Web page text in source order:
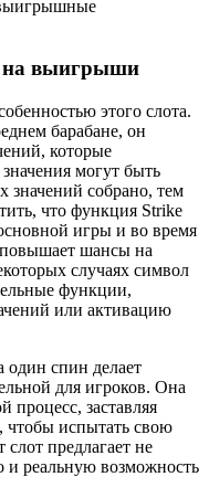
на выигрыши
этого слота.
барабане, он
которые
могут быть
собрано, тем
что функция Strike
игры и во время
повышает шансы на
случаях символ
функции,
или активацию
спин делает
для игроков. Она
процесс, заставляя
чтобы испытать свою
слот предлагает не
и реальную возможность